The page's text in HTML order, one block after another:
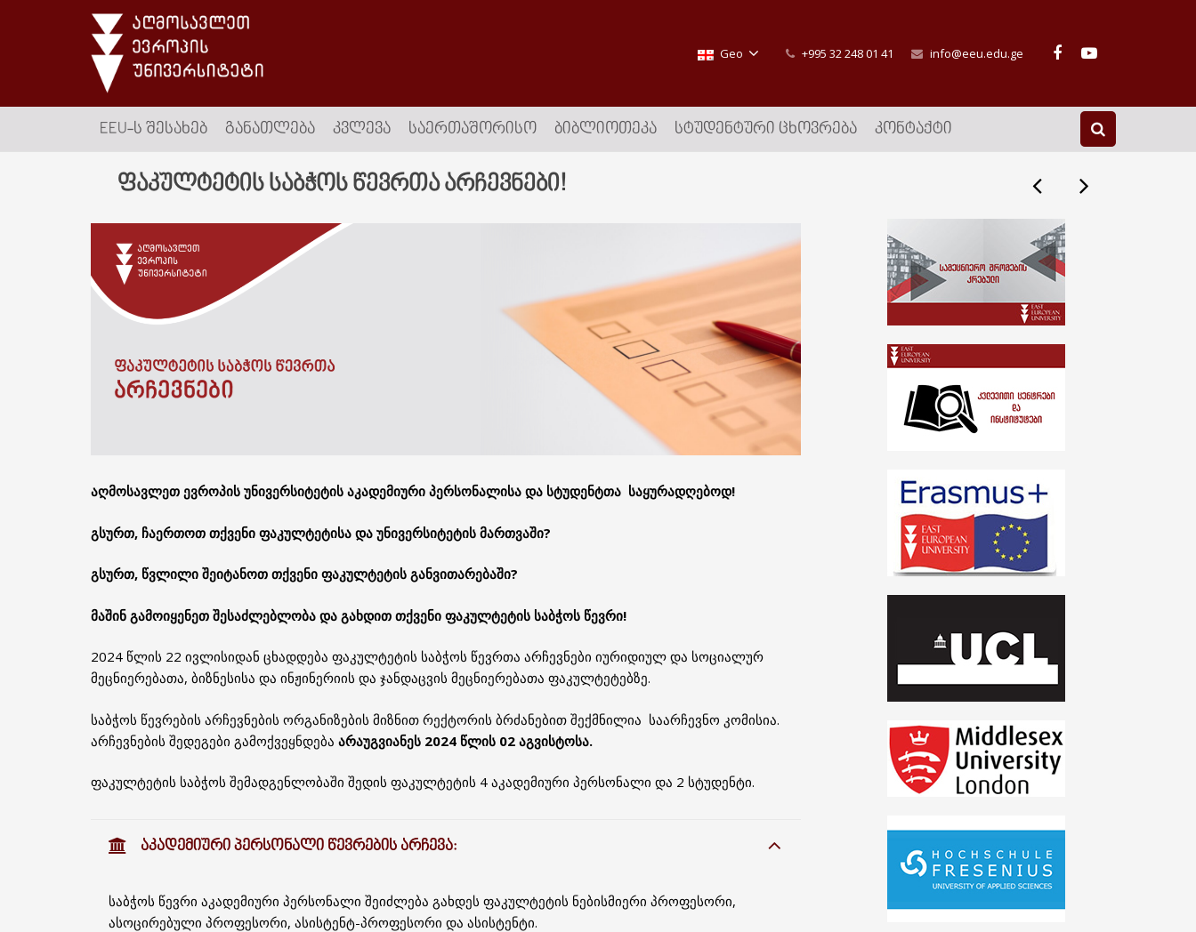
Geo +995 32 248 01 41 info@eeu.edu.ge
EEU-Ს ᲨᲔᲡᲐᲮᲔᲑ ᲒᲐᲜᲐᲗᲚᲔᲑᲐ ᲙᲕᲚᲔᲕᲐ ᲡᲐᲔᲠᲗᲐᲨᲝᲠᲘᲡᲝ ᲑᲘᲑᲚᲘᲝᲗᲔᲙᲐ ᲡᲢᲣᲓᲔᲜᲢᲣᲠᲘ ᲪᲮᲝᲕᲠᲔᲑᲐ ᲙᲝᲜᲢᲐᲥᲢᲘ
ფაკულტეტის საბჭოს წევრთა არჩევნები!
აღმოსავლეთ ევროპის უნივერსიტეტის აკადემიური პერსონალისა და სტუდენტთა საყურადღებოდ!
გსურთ, ჩაერთოთ თქვენი ფაკულტეტისა და უნივერსიტეტის მართვაში?
გსურთ, წვლილი შეიტანოთ თქვენი ფაკულტეტის განვითარებაში?
მაშინ გამოიყენეთ შესაძლებლობა და გახდით თქვენი ფაკულტეტის საბჭოს წევრი!
2024 წლის 22 ივლისიდან ცხადდება ფაკულტეტის საბჭოს წევრთა არჩევნები იურიდიულ და სოციალურ
მეცნიერებათა, ბიზნესისა და ინჟინერიის და ჯანდაცვის მეცნიერებათა ფაკულტეტებზე.
საბჭოს წევრების არჩევნების ორგანიზების მიზნით რექტორის ბრძანებით შექმნილია საარჩევნო კომისია.
არჩევნების შედეგები გამოქვეყნდება არაუგვიანეს 2024 წლის 02 აგვისტოსა.
ფაკულტეტის საბჭოს შემადგენლობაში შედის ფაკულტეტის 4 აკადემიური პერსონალი და 2 სტუდენტი.
ᲐᲙᲐᲓᲔᲛᲘᲣᲠᲘ ᲞᲔᲠᲡᲝᲜᲐᲚᲘ ᲬᲔᲕᲠᲔᲑᲘᲡ ᲐᲠᲩᲔᲕᲐ:
საბჭოს წევრი აკადემიური პერსონალი შეიძლება გახდეს ფაკულტეტის ნებისმიერი პროფესორი,
ასოცირებული პროფესორი, ასისტენტ-პროფესორი და ასისტენტი.